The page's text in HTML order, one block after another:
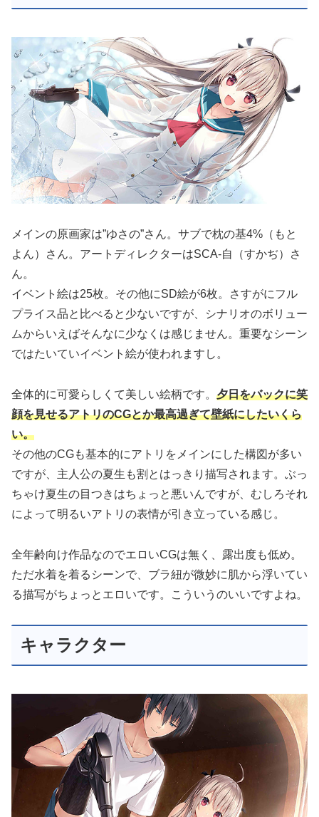
メインの原画家は”ゆさの”さん。サブで枕の基4%（もと
よん）さん。アートディレクターはSCA-自（すかぢ）さ
ん。
イベント絵は25枚。その他にSD絵が6枚。さすがにフル
プライス品と比べると少ないですが、シナリオのボリュー
ムからいえばそんなに少なくは感じません。重要なシーン
ではたいていイベント絵が使われますし。
全体的に可愛らしくて美しい絵柄です。 夕日をバックに笑
顔を見せるアトリのCGとか最高過ぎて壁紙にしたいくら
い。
その他のCGも基本的にアトリをメインにした構図が多い
ですが、主人公の夏生も割とはっきり描写されます。ぶっ
ちゃけ夏生の目つきはちょっと悪いんですが、むしろそれ
によって明るいアトリの表情が引き立っている感じ。
全年齢向け作品なのでエロいCGは無く、露出度も低め。
ただ水着を着るシーンで、ブラ紐が微妙に肌から浮いてい
る描写がちょっとエロいです。こういうのいいですよね。
キャラクター